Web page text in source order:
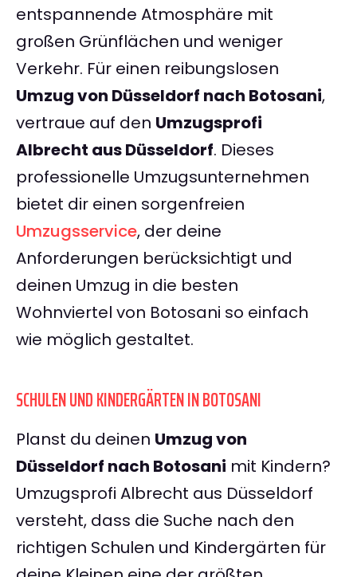
entspannende Atmosphäre mit
großen Grünflächen und weniger
Verkehr. Für einen reibungslosen
Umzug von Düsseldorf nach Botosani,
vertraue auf den Umzugsprofi
Albrecht aus Düsseldorf. Dieses
professionelle Umzugsunternehmen
bietet dir einen sorgenfreien
Umzugsservice, der deine
Anforderungen berücksichtigt und
deinen Umzug in die besten
Wohnviertel von Botosani so einfach
wie möglich gestaltet.
SCHULEN UND KINDERGÄRTEN IN BOTOSANI
Planst du deinen Umzug von
Düsseldorf nach Botosani mit Kindern?
Umzugsprofi Albrecht aus Düsseldorf
versteht, dass die Suche nach den
richtigen Schulen und Kindergärten für